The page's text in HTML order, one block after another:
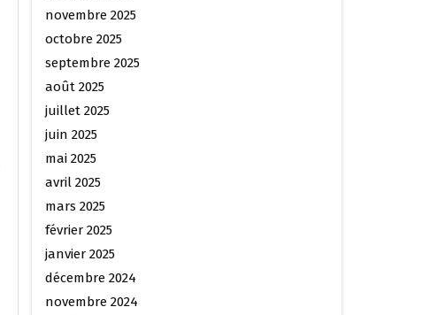
novembre 2025
octobre 2025
septembre 2025
août 2025
juillet 2025
juin 2025
mai 2025
avril 2025
mars 2025
février 2025
janvier 2025
décembre 2024
novembre 2024